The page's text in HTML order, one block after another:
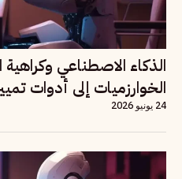
الذكاء الاصطناعي
الخوارزميات إلى أدوات
24 يونيو 2026